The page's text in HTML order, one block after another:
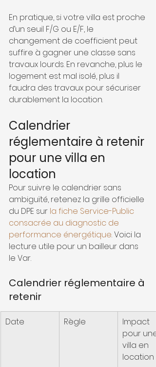
En pratique, si votre villa est proche
d’un seuil F/G ou E/F, le
changement de coefficient peut
suffire à gagner une classe sans
travaux lourds. En revanche, plus le
logement est mal isolé, plus il
faudra des travaux pour sécuriser
durablement la location.
Calendrier
réglementaire à retenir
pour une villa en
location
Pour suivre le calendrier sans
ambiguïté, retenez la grille officielle
du DPE sur la fiche Service-Public
consacrée au diagnostic de
performance énergétique. Voici la
lecture utile pour un bailleur dans
le Var.
Calendrier réglementaire à
retenir
Date Règle
Impact
pour une
villa en
location